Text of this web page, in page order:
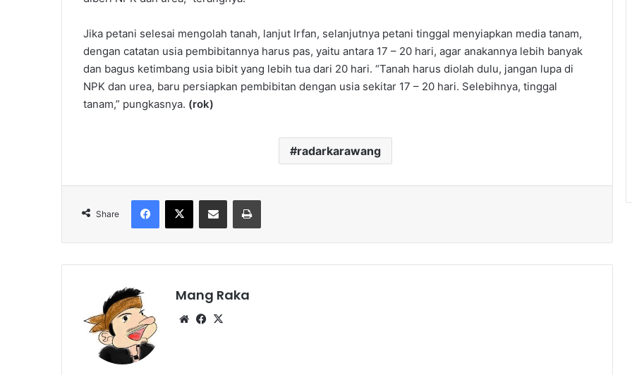
Jika petani selesai mengolah tanah, lanjut Irfan, selanjutnya petani tinggal menyiapkan media tanam,
dengan catatan usia pembibitannya harus pas, yaitu antara 17 – 20 hari, agar anakannya lebih banyak
dan bagus ketimbang usia bibit yang lebih tua dari 20 hari. “Tanah harus diolah dulu, jangan lupa di
NPK dan urea, baru persiapkan pembibitan dengan usia sekitar 17 – 20 hari. Selebihnya, tinggal
tanam,” pungkasnya. (rok)
radarkarawang
Share
Facebook
X Share via Email Print
Mang Raka
WebsiteFacebook